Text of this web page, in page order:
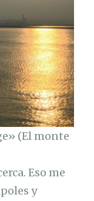
(El monte
Eso me
y